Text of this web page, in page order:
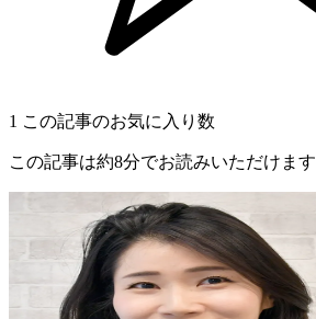
1 この記事のお気に入り数
この記事は約8分でお読みいただけます